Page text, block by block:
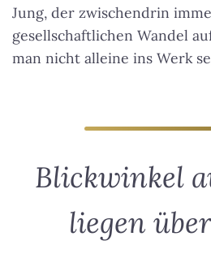
Jung, der zwischendrin
gesellschaftlichen Wandel
man nicht alleine ins Werk
Blickwinkel
liegen